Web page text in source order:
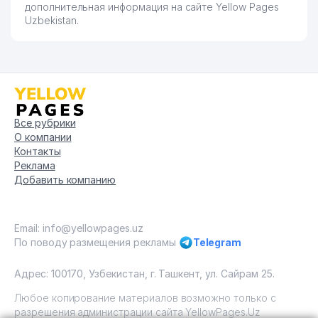
80 DIL-DJAVOHIR ООО 753 м
82 781 м
83
PROFESSIONAL WATER
MANAGEMENT ООО
84
85 ZAFAR SAID SAVDO ЧП
87
ОБЩЕОБРАЗОВАТЕЛЬНАЯ
СРЕДНЯЯ ШКОЛА № 87
856 м
88
SERTIFICAT ASIA TESTING
860 м
O'ZSANOATQURILISHBANK АКБ
дополнительная информация на сайте Yellow Pages
Uzbekistan.
Все рубрики
О компании
Контакты
Реклама
Добавить компанию
Email: info@yellowpages.uz
По поводу размещения рекламы
Telegram
Адрес: 100170, Узбекистан, г. Ташкент, ул. Сайрам 25.
Любое копирование материалов возможно только с
разрешения администрации сайта YellowPages.Uz